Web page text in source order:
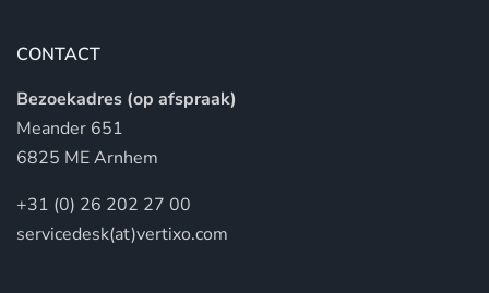
CONTACT
Bezoekadres (op afspraak)
Meander 651
6825 ME Arnhem
+31 (0) 26 202 27 00
servicedesk(at)vertixo.com